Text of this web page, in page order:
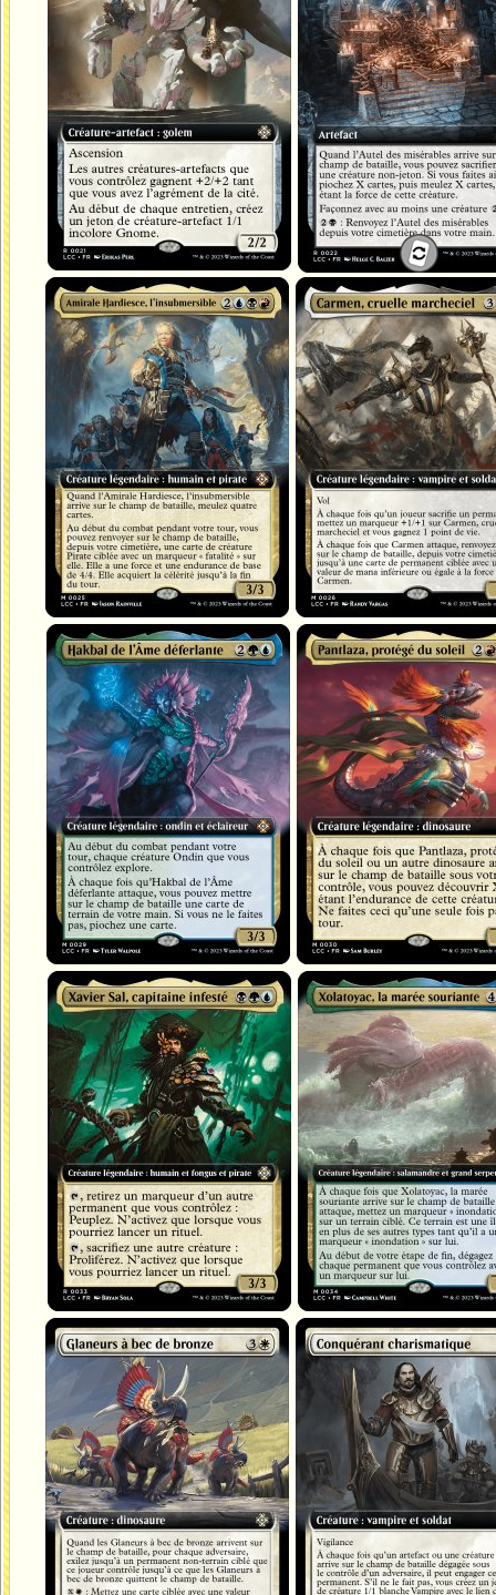
Amirale Hardiesce, l'insubmersible Carmen, cruelle marcheciel
Hakbal de l'Âme déferlante Pantlaza, protégé du soleil
Xavier Sal, capitaine infesté Xolatoyac, la marée souriante
Glaneurs à bec de bronze Conquérant charismatique